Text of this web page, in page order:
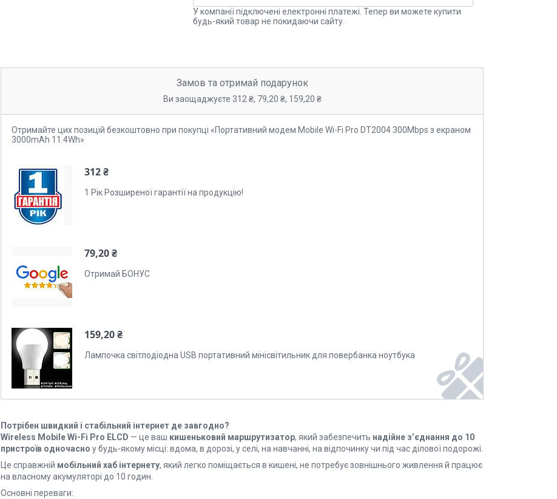
У компанії підключені електронні платежі. Тепер ви можете купити
будь-який товар не покидаючи сайту.
Замов та отримай подарунок
Ви заощаджуєте 312 ₴, 79,20 ₴, 159,20 ₴
Отримайте цих позицій безкоштовно при покупці «Портативний модем Mobile Wi-Fi Pro DT2004 300Mbps з екраном
3000mAh 11.4Wh»
312 ₴
1 Рік Розширеної гарантії на продукцію!
79,20 ₴
Отримай БОНУС
159,20 ₴
Лампочка світлодіодна USB портативний мінісвітильник для повербанка ноутбука
Потрібен швидкий і стабільний інтернет де завгодно?
Wireless Mobile Wi-Fi Pro ELCD — це ваш кишеньковий маршрутизатор, який забезпечить надійне з’єднання до 10
пристроїв одночасно у будь-якому місці: вдома, в дорозі, у селі, на навчанні, на відпочинку чи під час ділової подорожі.
Це справжній мобільний хаб інтернету, який легко поміщається в кишені, не потребує зовнішнього живлення й працює
на власному акумуляторі до 10 годин.
Основні переваги: